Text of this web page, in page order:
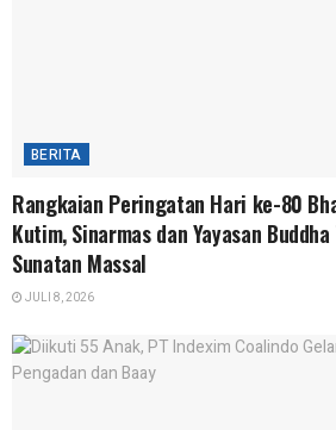
BERITA
Rangkaian Peringatan Hari ke-80
Kutim, Sinarmas dan Yayasan
Sunatan Massal
JULI 8, 2026